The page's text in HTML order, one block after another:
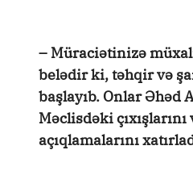
– Müraciətinizə
belədir ki, təhqir və
başlayıb. Onlar Əhəd
Məclisdəki
açıqlamalarını